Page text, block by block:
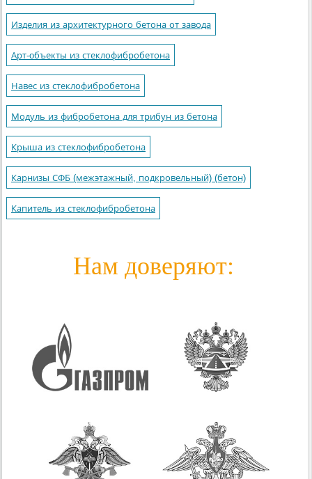
Изделия из архитектурного бетона от завода
Арт-oбъекты из стеклофибробетона
Навес из стеклофибробетона
Модуль из фибробетона для трибун из бетона
Крыша из стеклофибробетона
Карнизы СФБ (межэтажный, подкровельный) (бетон)
Капитель из стеклофибробетона
Нам доверяют: